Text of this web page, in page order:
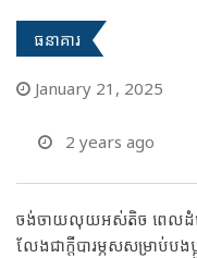
ធនាគារ
January 21, 2025
2 years ago
ចង់ចាយលុយអស់តិច ពេលដំណើរ
លែងជាក្តីបារម្ភសសម្រាប់បង